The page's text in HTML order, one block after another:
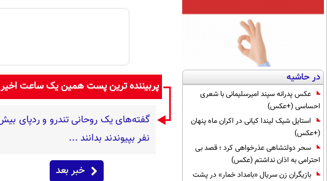
در حاشیه
عکس پدرانه سپند امیرسلیمانی با شعری
احساسی (+عکس)
استایل شیک لیندا کیانی در اکران ماه پنهان
(+عکس)
سحر دولتشاهی عذرخواهی کرد ؛ قصد بی
احترامی به اذان نداشتم (عکس)
بازیگران زن سریال «بامداد خمار» در پشت
پربیننده ترین پست همین یک ساعت اخیر
نفر بپیوندند بدانند ...
خبر بعد